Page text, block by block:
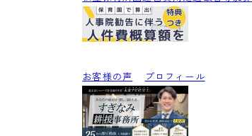
お客様の声 プロフィール